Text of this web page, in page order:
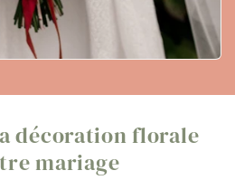
décoration florale
mariage